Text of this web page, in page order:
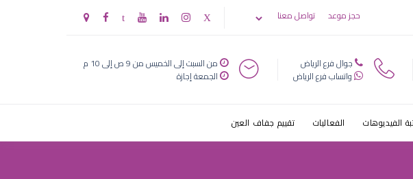
حجز موعد تواصل معنا
جوال فرع الرياض
واتساب فرع الرياض
من السبت إلى الخميس من 9 ص إلى 10 م
الجمعة إجازة
الفيديوهات الفعاليات تقييم جفاف العين